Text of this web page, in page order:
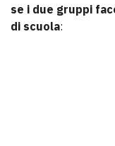
se i due gruppi
di scuola: